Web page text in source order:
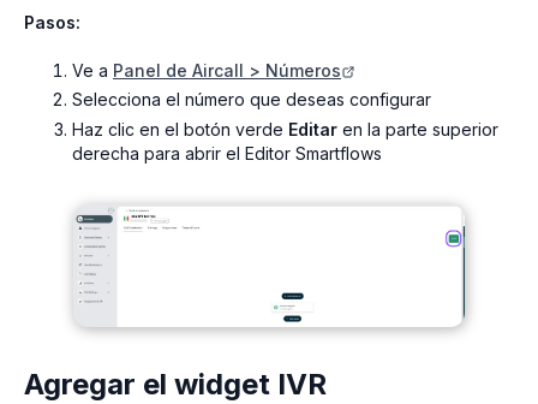
Pasos:
Ve a Panel de Aircall > Números
Selecciona el número que deseas configurar
Haz clic en el botón verde Editar en la parte superior
derecha para abrir el Editor Smartflows
Agregar el widget IVR